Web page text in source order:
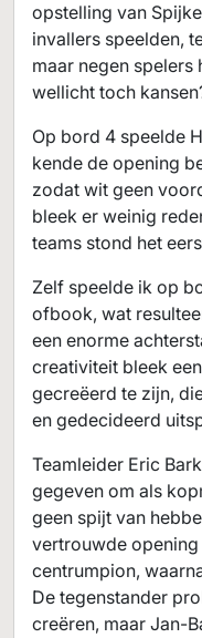
opstelling van
invallers speelden,
maar negen spelers
wellicht toch
Op bord 4 speelde
kende de opening
zodat wit geen
bleek er weinig
teams stond het
Zelf speelde ik op
ofbook, wat
een enorme
creativiteit bleek
gecreëerd te zijn,
en gedecideerd
Teamleider Eric
gegeven om als
geen spijt van
vertrouwde
centrumpion,
De tegenstander
creëren, maar Jan-